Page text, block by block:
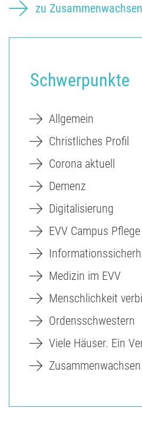
zu Zusammenwachsen
Schwerpunkte
Allgemein
Christliches Profil
Corona aktuell
Demenz
Digitalisierung
EVV Campus Pflege
Medizin im EVV
Menschlichkeit
Ordensschwestern
Viele Häuser. Ein
Zusammenwachsen